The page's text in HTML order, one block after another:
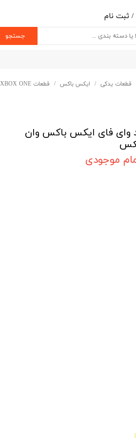
/ ثبت نام
از حساب کاربری
جستجو
قطعات یدکی ایکس باکس قطعات XBOX ONE
وای فای ایکس باکس وان
موجودی